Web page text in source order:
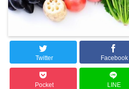
Twitter Facebook
Pocket LINE